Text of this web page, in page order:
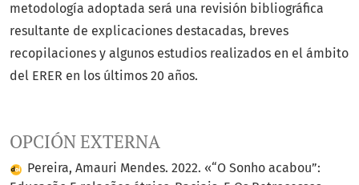
OPCIÓN EXTERNA
Pereira, Amauri Mendes. 2022. «“O Sonho acabou”:
metodología adoptada será una revisión bibliográfica
resultante de explicaciones destacadas, breves
recopilaciones y algunos estudios realizados en el ámbito
del ERER en los últimos 20 años.